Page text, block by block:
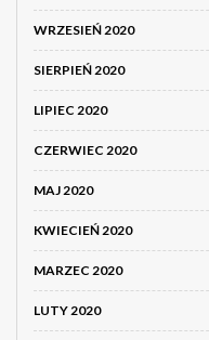
WRZESIEŃ 2020
SIERPIEŃ 2020
LIPIEC 2020
CZERWIEC 2020
MAJ 2020
KWIECIEŃ 2020
MARZEC 2020
LUTY 2020